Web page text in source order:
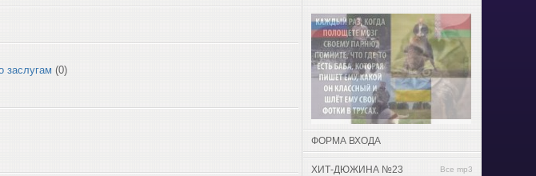
заслугам (0)
ФОРМА ВХОДА
ХИТ-ДЮЖИНА №23 Все mp3